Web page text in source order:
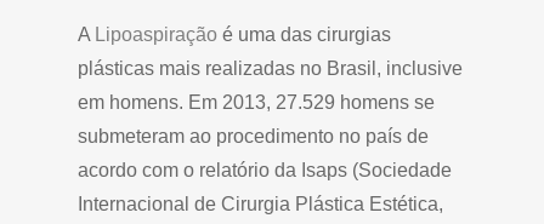
A Lipoaspiração é uma das cirurgias
plásticas mais realizadas no Brasil, inclusive
em homens. Em 2013, 27.529 homens se
submeteram ao procedimento no país de
acordo com o relatório da Isaps (Sociedade
Internacional de Cirurgia Plástica Estética,